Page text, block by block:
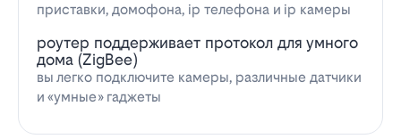
приставки, домофона, ip телефона и ip камеры
роутер поддерживает протокол для умного
дома (ZigBee)
вы легко подключите камеры, различные датчики
и «умные» гаджеты